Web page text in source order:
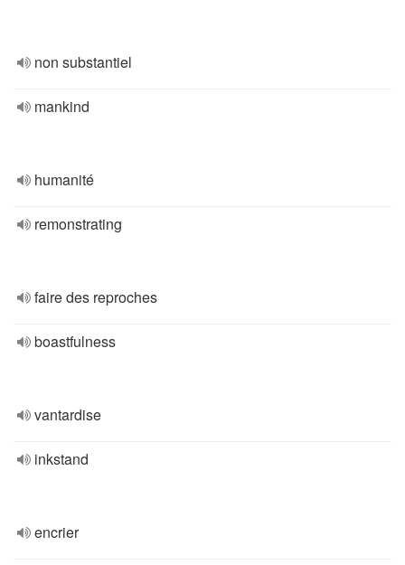
non substantiel
mankind
humanité
remonstrating
faire des reproches
boastfulness
vantardise
inkstand
encrier